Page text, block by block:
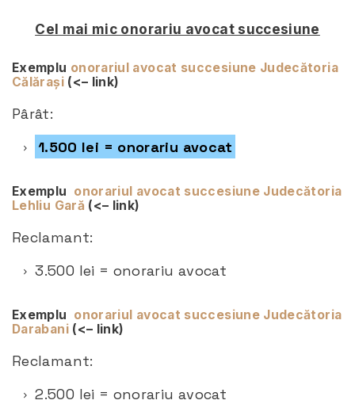
Cel mai mic onorariu avocat succesiune
Exemplu onorariul avocat succesiune Judecătoria
Călărași(<– link)
Pârât:
1.500 lei = onorariu avocat
Exemplu onorariul avocat succesiune Judecătoria
Lehliu Gară (<– link)
Reclamant:
3.500 lei = onorariu avocat
Exemplu onorariul avocat succesiune Judecătoria
Darabani(<– link)
Reclamant:
2.500 lei = onorariu avocat